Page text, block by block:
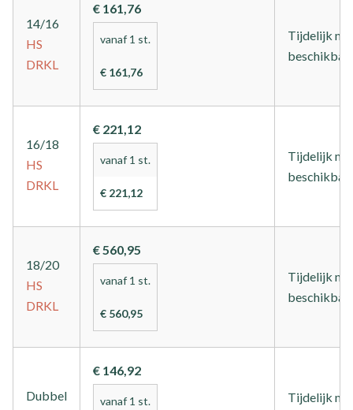
14/16
HS
DRKL
€ 161,76
vanaf 1 st.
€ 161,76
Tijdelijk
16/18
HS
DRKL
€ 221,12
vanaf 1 st.
€ 221,12
Tijdelijk
18/20
HS
DRKL
€ 560,95
vanaf 1 st.
€ 560,95
Tijdelijk
Dubbel
€ 146,92
vanaf 1 st.
Tijdelijk